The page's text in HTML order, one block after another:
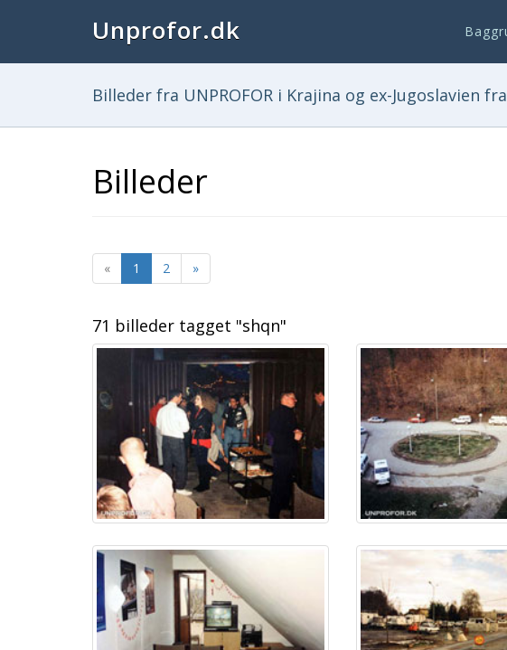
Unprofor.dk
Billeder fra UNPROFOR i Krajina og ex-Jugoslavien
Billeder
« 1 2 »
71 billeder tagget "shqn"